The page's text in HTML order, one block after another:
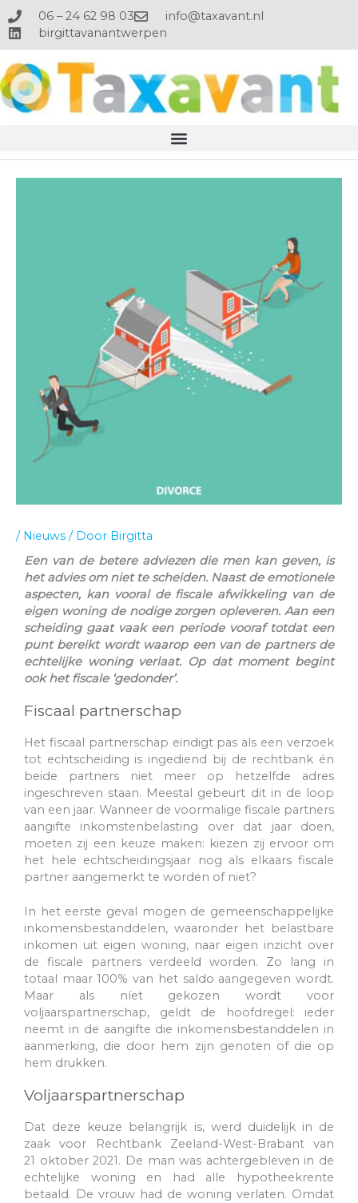
naar
de
06 – 24 62 98 03
info@taxavant.nl
birgittavanantwerpen
/ Nieuws / Door Birgitta
Een van de betere adviezen die men kan geven, is
het advies om niet te scheiden. Naast de emotionele
aspecten, kan vooral de fiscale afwikkeling van de
eigen woning de nodige zorgen opleveren. Aan een
scheiding gaat vaak een periode vooraf totdat een
punt bereikt wordt waarop een van de partners de
echtelijke woning verlaat. Op dat moment begint
ook het fiscale ‘gedonder’.
Fiscaal partnerschap
Het fiscaal partnerschap eindigt pas als een verzoek
tot echtscheiding is ingediend bij de rechtbank én
beide partners niet meer op hetzelfde adres
ingeschreven staan. Meestal gebeurt dit in de loop
van een jaar. Wanneer de voormalige fiscale partners
aangifte inkomstenbelasting over dat jaar doen,
moeten zij een keuze maken: kiezen zij ervoor om
het hele echtscheidingsjaar nog als elkaars fiscale
partner aangemerkt te worden of niet?
In het eerste geval mogen de gemeenschappelijke
inkomensbestanddelen, waaronder het belastbare
inkomen uit eigen woning, naar eigen inzicht over
de fiscale partners verdeeld worden. Zo lang in
totaal maar 100% van het saldo aangegeven wordt.
Maar als níet gekozen wordt voor
voljaarspartnerschap, geldt de hoofdregel: ieder
neemt in de aangifte die inkomensbestanddelen in
aanmerking, die door hem zijn genoten of die op
hem drukken.
Voljaarspartnerschap
Dat deze keuze belangrijk is, werd duidelijk in de
zaak voor Rechtbank Zeeland-West-Brabant van
21 oktober 2021. De man was achtergebleven in de
echtelijke woning en had alle hypotheekrente
betaald. De vrouw had de woning verlaten. Omdat